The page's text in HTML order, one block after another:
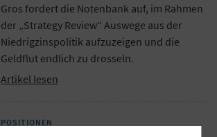
Gros fordert die Notenbank auf, im Rahmen
der „Strategy Review“ Auswege aus der
Niedrigzinspolitik aufzuzeigen und die
Geldflut endlich zu drosseln.
Artikel lesen
POSITIONEN